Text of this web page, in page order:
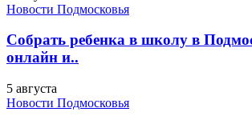
Новости Подмосковья
Собрать ребенка в школу в
онлайн и..
5 августа
Новости Подмосковья